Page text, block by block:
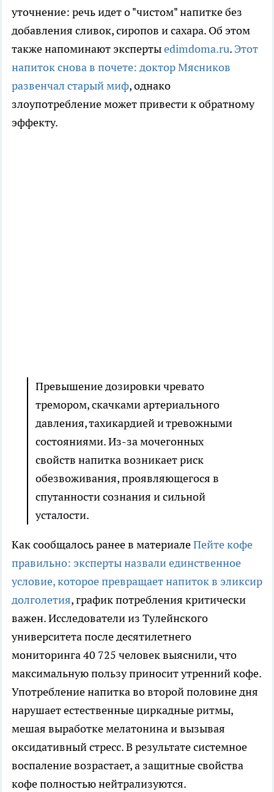
уточнение: речь идет о "чистом" напитке без
добавления сливок, сиропов и сахара. Об этом
также напоминают экспертыedimdoma.ru. Этот
напиток снова в почете: доктор Мясников
развенчал старый миф, однако
злоупотребление может привести к обратному
эффекту.
Превышение дозировки чревато
тремором, скачками артериального
давления, тахикардией и тревожными
состояниями. Из-за мочегонных
свойств напитка возникает риск
обезвоживания, проявляющегося в
спутанности сознания и сильной
усталости.
Как сообщалось ранее в материалеПейте кофе
правильно: эксперты назвали единственное
условие, которое превращает напиток в эликсир
долголетия, график потребления критически
важен. Исследователи из Тулейнского
университета после десятилетнего
мониторинга 40 725 человек выяснили, что
максимальную пользу приносит утренний кофе.
Употребление напитка во второй половине дня
нарушает естественные циркадные ритмы,
мешая выработке мелатонина и вызывая
оксидативный стресс. В результате системное
воспаление возрастает, а защитные свойства
кофе полностью нейтрализуются.